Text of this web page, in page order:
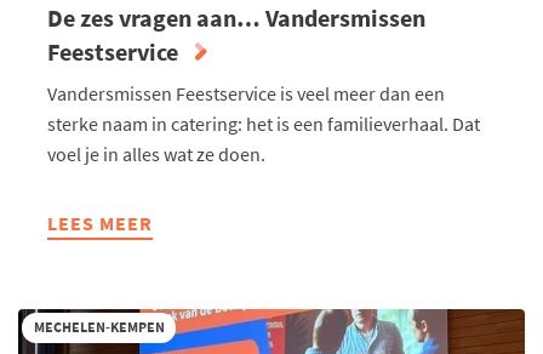
De zes vragen aan… Vandersmissen
Feestservice
Vandersmissen Feestservice is veel meer dan een
sterke naam in catering: het is een familieverhaal. Dat
voel je in alles wat ze doen.
LEES MEER
ABOUT
VRAGEN
AAN…
MECHELEN-KEMPEN